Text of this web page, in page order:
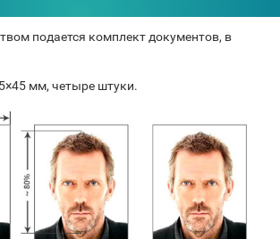
подается комплект документов, в
мм, четыре штуки.